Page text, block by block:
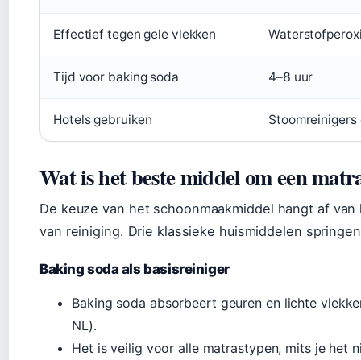
Effectief tegen gele vlekken
Tijd voor baking soda 4–8 uur
Hotels gebruiken
Wat is het beste middel om een
De keuze van het schoonmaakmiddel hangt af
van reiniging. Drie klassieke huismiddelen
Baking soda als basisreiniger
Baking soda absorbeert geuren en lichte
NL).
Het is veilig voor alle matrastypen, mits je het